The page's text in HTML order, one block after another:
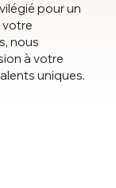
pour un
votre
nous
à votre
uniques.